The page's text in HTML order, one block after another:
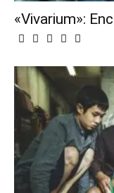
«Vivarium»: